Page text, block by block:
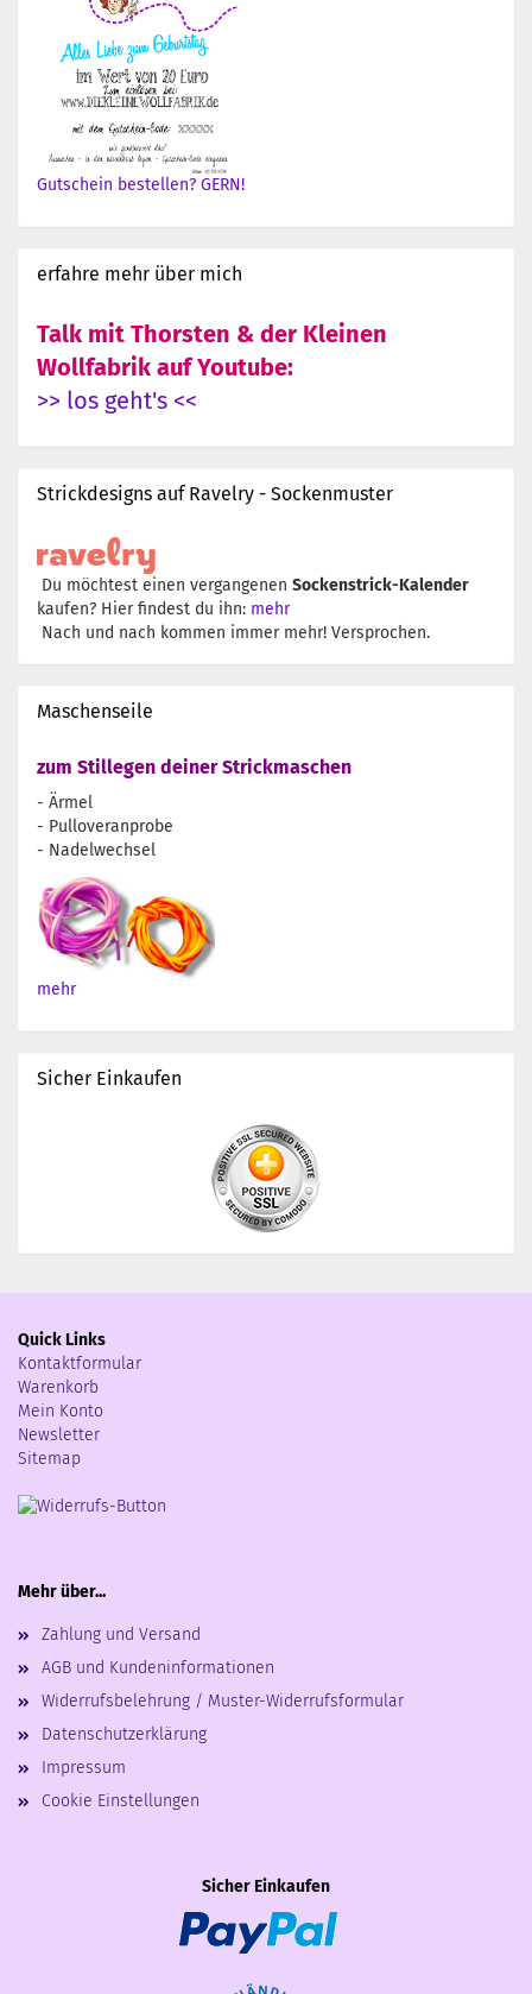
Gutschein bestellen? GERN!
erfahre mehr über mich
Talk mit Thorsten & der Kleinen
Wollfabrik auf Youtube:
>> los geht's <<
Strickdesigns auf Ravelry - Sockenmuster
Du möchtest einen vergangenen Sockenstrick-Kalender
kaufen? Hier findest du ihn: mehr
Nach und nach kommen immer mehr! Versprochen.
Maschenseile
zum Stillegen deiner Strickmaschen
- Ärmel
- Pulloveranprobe
- Nadelwechsel
mehr
Sicher Einkaufen
Quick Links
Kontaktformular
Warenkorb
Mein Konto
Newsletter
Sitemap
Mehr über...
Zahlung und Versand
AGB und Kundeninformationen
Widerrufsbelehrung / Muster-Widerrufsformular
Datenschutzerklärung
Impressum
Cookie Einstellungen
Sicher Einkaufen